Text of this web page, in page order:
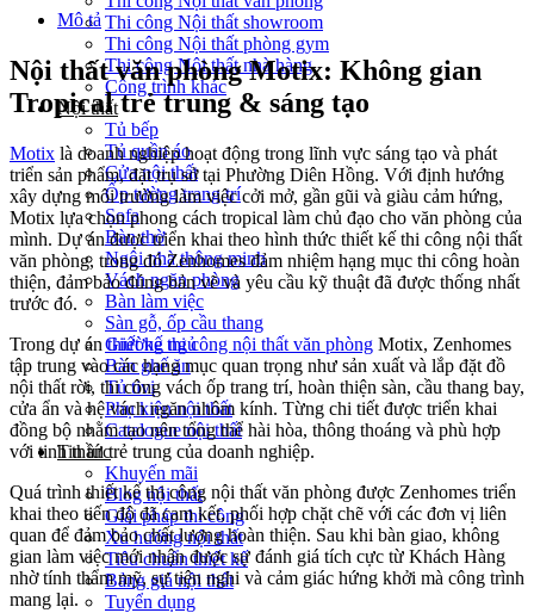
Thi công Nội thất showroom
Thi công Nội thất phòng gym
Thi công Nội thất nhà hàng
Công trình khác
Nội thất
Tủ bếp
Tủ quần áo
Cửa nội thất
Ốp tường trang trí
Sofa
Bàn thờ
Ngôi nhà thông minh
Vách ngăn phòng
Bàn làm việc
Sàn gỗ, ốp cầu thang
Giường ngủ
Bàn ghế ăn
Tủ tivi
Phụ kiện nội thất
Catalogue nội thất
Tin tức
Khuyến mãi
Blog nội thất
Giải pháp thi công
Xu hướng nội thất
Tiêu chuẩn thiết kế
Bảng giá nội thất
Tuyển dụng
Mô tả
Nội thất văn phòng Motix: Không gian
Tropical trẻ trung & sáng tạo
Motix là doanh nghiệp hoạt động trong lĩnh vực sáng tạo và phát
triển sản phẩm, đặt trụ sở tại Phường Diên Hồng. Với định hướng
xây dựng môi trường làm việc cởi mở, gần gũi và giàu cảm hứng,
Motix lựa chọn phong cách tropical làm chủ đạo cho văn phòng của
mình. Dự án được triển khai theo hình thức thiết kế thi công nội thất
văn phòng, trong đó Zenhomes đảm nhiệm hạng mục thi công hoàn
thiện, đảm bảo đúng bản vẽ và yêu cầu kỹ thuật đã được thống nhất
trước đó.
Trong dự ánthiết kế thi công nội thất văn phòng Motix, Zenhomes
tập trung vào các hạng mục quan trọng như sản xuất và lắp đặt đồ
nội thất rời, thi công vách ốp trang trí, hoàn thiện sàn, cầu thang bay,
cửa ẩn và hệ vách ngăn nhôm kính. Từng chi tiết được triển khai
đồng bộ nhằm tạo nên tổng thể hài hòa, thông thoáng và phù hợp
với tinh thần trẻ trung của doanh nghiệp.
Quá trình thiết kế thi công nội thất văn phòng được Zenhomes triển
khai theo tiến độ đã cam kết, phối hợp chặt chẽ với các đơn vị liên
quan để đảm bảo chất lượng hoàn thiện. Sau khi bàn giao, không
gian làm việc mới nhận được sự đánh giá tích cực từ Khách Hàng
nhờ tính thẩm mỹ, sự tiện nghi và cảm giác hứng khởi mà công trình
mang lại.